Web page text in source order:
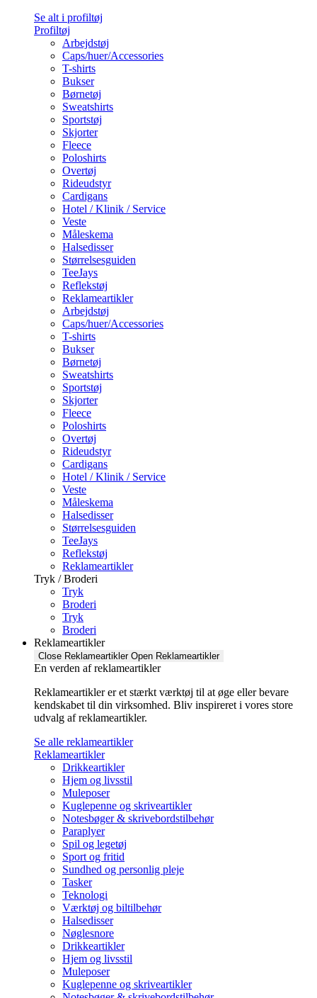
Se alt i profiltøj
Profiltøj
Arbejdstøj
Caps/huer/Accessories
T-shirts
Bukser
Børnetøj
Sweatshirts
Sportstøj
Skjorter
Fleece
Poloshirts
Overtøj
Rideudstyr
Cardigans
Hotel / Klinik / Service
Veste
Måleskema
Halsedisser
Størrelsesguiden
TeeJays
Reflekstøj
Reklameartikler
Arbejdstøj
Caps/huer/Accessories
T-shirts
Bukser
Børnetøj
Sweatshirts
Sportstøj
Skjorter
Fleece
Poloshirts
Overtøj
Rideudstyr
Cardigans
Hotel / Klinik / Service
Veste
Måleskema
Halsedisser
Størrelsesguiden
TeeJays
Reflekstøj
Reklameartikler
Tryk / Broderi
Tryk
Broderi
Tryk
Broderi
Reklameartikler
Close Reklameartikler Open Reklameartikler
En verden af reklameartikler ​
Reklameartikler er et stærkt værktøj til at øge eller bevare
kendskabet til din virksomhed. Bliv inspireret i vores store
udvalg af reklameartikler.
Se alle reklameartikler
Reklameartikler
Drikkeartikler
Hjem og livsstil
Muleposer
Kuglepenne og skriveartikler
Notesbøger & skrivebordstilbehør
Paraplyer
Spil og legetøj
Sport og fritid
Sundhed og personlig pleje
Tasker
Teknologi
Værktøj og biltilbehør
Halsedisser
Nøglesnore
Drikkeartikler
Hjem og livsstil
Muleposer
Kuglepenne og skriveartikler